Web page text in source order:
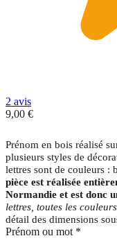
2 avis
9,00 €
Prénom en bois réalisé
plusieurs styles de
lettres sont de couleurs :
pièce est réalisée
Normandie et est donc
lettres, toutes les
détail des dimensions
Prénom ou mot *